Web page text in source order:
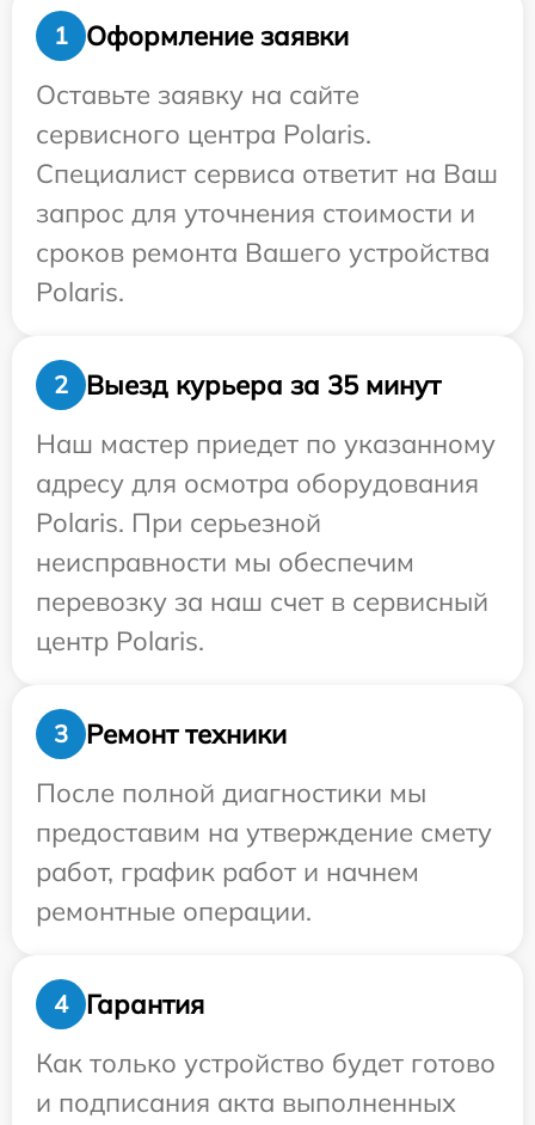
1
Оформление заявки
Оставьте заявку на сайте
сервисного центра Polaris.
Специалист сервиса ответит на Ваш
запрос для уточнения стоимости и
сроков ремонта Вашего устройства
Polaris.
2
Выезд курьера за 35 минут
Наш мастер приедет по указанному
адресу для осмотра оборудования
Polaris. При серьезной
неисправности мы обеспечим
перевозку за наш счет в сервисный
центр Polaris.
3
Ремонт техники
После полной диагностики мы
предоставим на утверждение смету
работ, график работ и начнем
ремонтные операции.
4
Гарантия
Как только устройство будет готово
и подписания акта выполненных